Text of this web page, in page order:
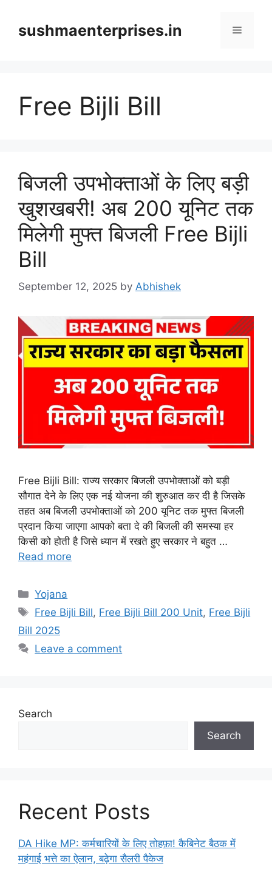
contentsushmaenterprises.in Menu
Free Bijli Bill
बिजली उपभोक्ताओं के लिए बड़ी
खुशखबरी! अब 200 यूनिट तक
मिलेगी मुफ्त बिजली Free Bijli
Bill
September 12, 2025 by Abhishek
Free Bijli Bill: राज्य सरकार बिजली उपभोक्ताओं को बड़ी
सौगात देने के लिए एक नई योजना की शुरुआत कर दी है जिसके
तहत अब बिजली उपभोक्ताओं को 200 यूनिट तक मुफ्त बिजली
प्रदान किया जाएगा आपको बता दे की बिजली की समस्या हर
किसी को होती है जिसे ध्यान में रखते हुए सरकार ने बहुत …
Read more
Categories
Yojana
Tags
Free Bijli Bill, Free Bijli Bill 200 Unit, Free Bijli
Bill 2025
Leave a comment
Search
Search
Recent Posts
DA Hike MP: कर्मचारियों के लिए तोहफ़ा! कैबिनेट बैठक में
महंगाई भत्ते का ऐलान, बढ़ेगा सैलरी पैकेज